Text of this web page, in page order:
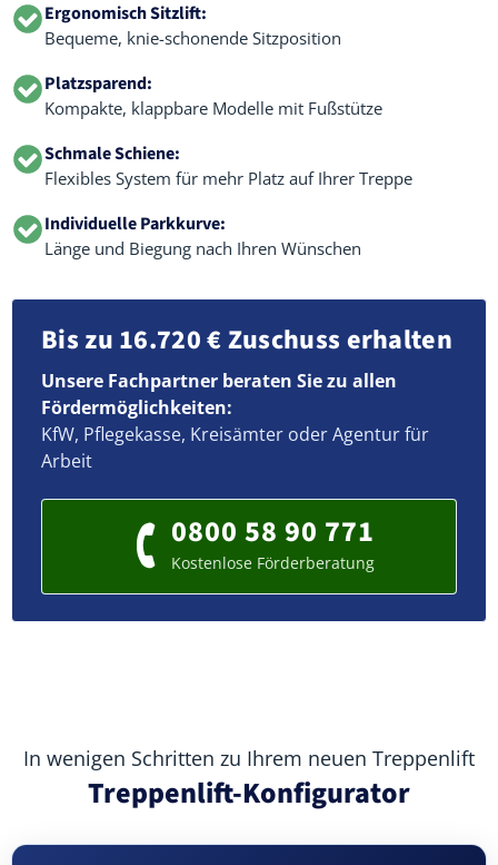
Ergonomisch Sitzlift:
Bequeme, knie-schonende Sitzposition
Platzsparend:
Kompakte, klappbare Modelle mit Fußstütze
Schmale Schiene:
Flexibles System für mehr Platz auf Ihrer Treppe
Individuelle Parkkurve:
Länge und Biegung nach Ihren Wünschen
Bis zu 16.720 € Zuschuss erhalten
Unsere Fachpartner beraten Sie zu allen
Fördermöglichkeiten:
KfW, Pflegekasse, Kreisämter oder Agentur für
Arbeit
0800 58 90 771
Kostenlose Förderberatung
In wenigen Schritten zu Ihrem neuen Treppenlift
Treppenlift-Konfigurator